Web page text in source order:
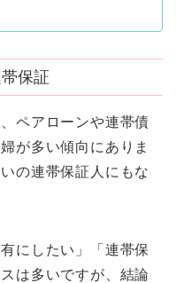
保証
ペアローンや連帯債
が多い傾向にありま
の連帯保証人にもな
にしたい」「連帯保
は多いですが、結論